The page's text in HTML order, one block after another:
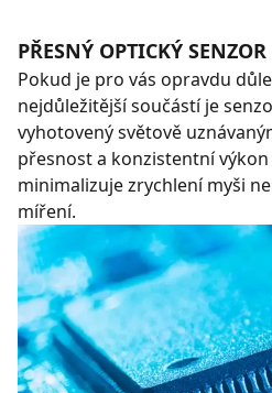
PŘESNÝ OPTICKÝ SENZOR
Pokud je pro vás opravdu
nejdůležitější součástí je
vyhotovený světově
přesnost a konzistentní
minimalizuje zrychlení myši
míření.